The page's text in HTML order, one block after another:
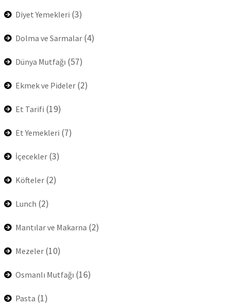
Diyet Yemekleri (3)
Dolma ve Sarmalar (4)
Dünya Mutfağı (57)
Ekmek ve Pideler (2)
Et Tarifi (19)
Et Yemekleri (7)
İçecekler (3)
Köfteler (2)
Lunch (2)
Mantılar ve Makarna (2)
Mezeler (10)
Osmanlı Mutfağı (16)
Pasta (1)